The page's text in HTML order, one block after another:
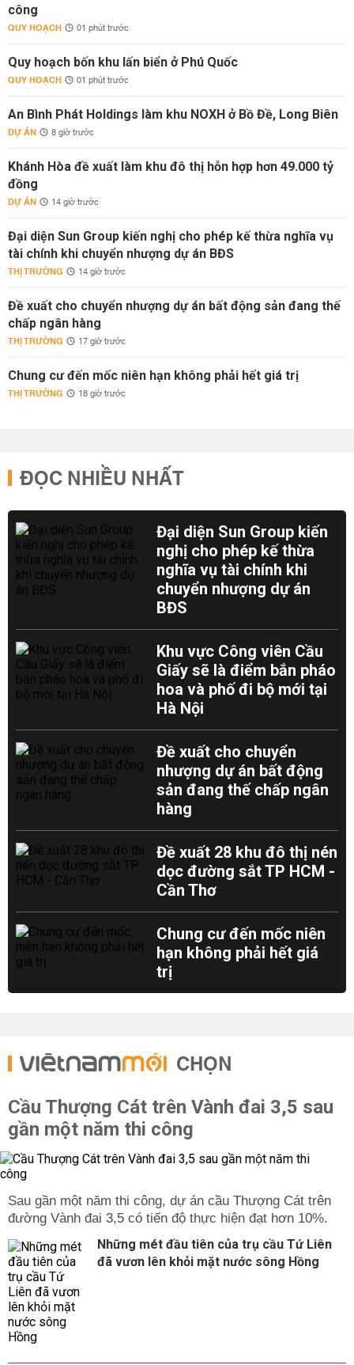
công
QUY HOẠCH 01 phút trước
Quy hoạch bốn khu lấn biển ở Phú Quốc
QUY HOẠCH 01 phút trước
An Bình Phát Holdings làm khu NOXH ở Bồ Đề, Long Biên
DỰ ÁN 8 giờ trước
Khánh Hòa đề xuất làm khu đô thị hỗn hợp hơn 49.000 tỷ
đồng
DỰ ÁN 14 giờ trước
Đại diện Sun Group kiến nghị cho phép kế thừa nghĩa vụ
tài chính khi chuyển nhượng dự án BĐS
THỊ TRƯỜNG 14 giờ trước
Đề xuất cho chuyển nhượng dự án bất động sản đang thế
chấp ngân hàng
THỊ TRƯỜNG 17 giờ trước
Chung cư đến mốc niên hạn không phải hết giá trị
THỊ TRƯỜNG 18 giờ trước
ĐỌC NHIỀU NHẤT
Đại diện Sun Group kiến
nghị cho phép kế thừa
nghĩa vụ tài chính khi
chuyển nhượng dự án
BĐS
Khu vực Công viên Cầu
Giấy sẽ là điểm bắn pháo
hoa và phố đi bộ mới tại
Hà Nội
Đề xuất cho chuyển
nhượng dự án bất động
sản đang thế chấp ngân
hàng
Đề xuất 28 khu đô thị nén
dọc đường sắt TP HCM -
Cần Thơ
Chung cư đến mốc niên
hạn không phải hết giá
trị
CHỌN
Cầu Thượng Cát trên Vành đai 3,5 sau
gần một năm thi công
Sau gần một năm thi công, dự án cầu Thượng Cát trên
đường Vành đai 3,5 có tiến độ thực hiện đạt hơn 10%.
Những mét đầu tiên của trụ cầu Tứ Liên
đã vươn lên khỏi mặt nước sông Hồng